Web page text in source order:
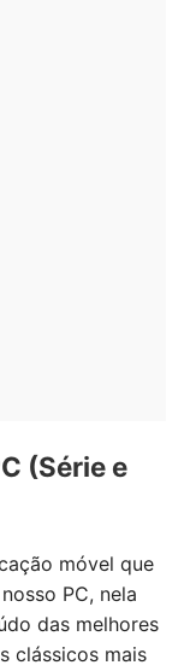
(Série e
móvel que
PC, nela
das melhores
clássicos mais